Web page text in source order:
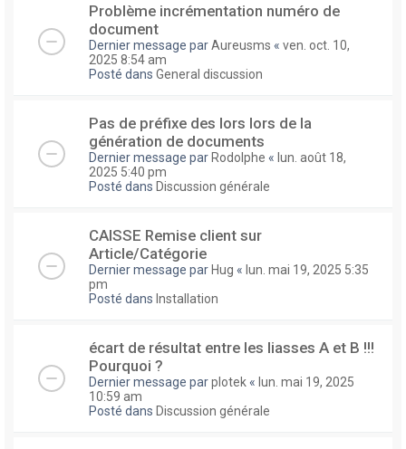
Problème incrémentation numéro de
document
Dernier message parAureusms « ven. oct. 10,
2025 8:54 am
Posté dans General discussion
Pas de préfixe des lors lors de la
génération de documents
Dernier message par Rodolphe « lun. août 18,
2025 5:40 pm
Posté dans Discussion générale
CAISSE Remise client sur
Article/Catégorie
Dernier message par Hug « lun. mai 19, 2025 5:35
pm
Posté dans Installation
écart de résultat entre les liasses A et B !!!
Pourquoi ?
Dernier message parplotek « lun. mai 19, 2025
10:59 am
Posté dans Discussion générale